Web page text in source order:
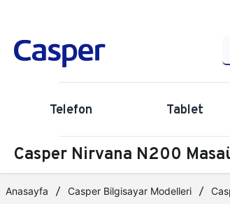
Telefon Tablet
Casper Nirvana N200
Anasayfa Casper Bilgisayar Modelleri